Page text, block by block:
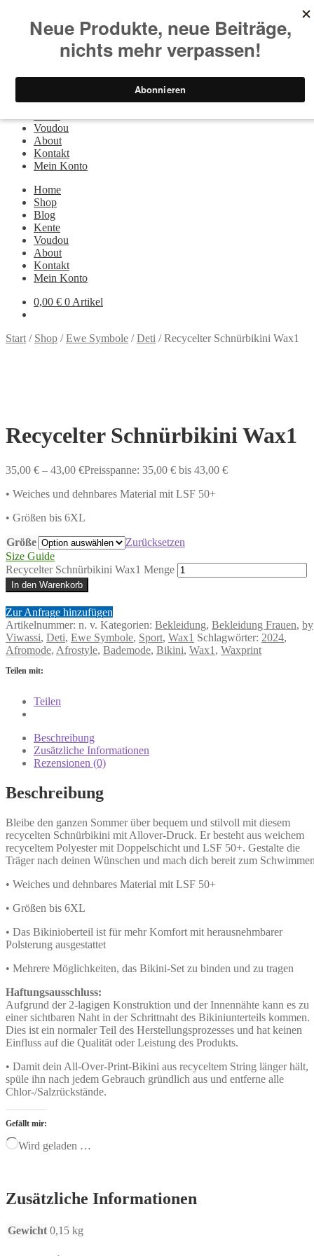
Suchen nach:
Suchen
Home
Blog
Voudou
About
Kontakt
Mein Konto
Home
Shop
Blog
Kente
Voudou
About
Kontakt
Mein Konto
0,00 € 0 Artikel
Start / Shop /Ewe Symbole /Deti /Recycelter Schnürbikini Wax1
Recycelter Schnürbikini Wax1
35,00 € – 43,00 €Preisspanne: 35,00 € bis 43,00 €
• Weiches und dehnbares Material mit LSF 50+
• Größen bis 6XL
Größe
Zurücksetzen
Size Guide
Recycelter Schnürbikini Wax1 Menge
In den Warenkorb
Zur Anfrage hinzufügen
Artikelnummer: n. v. Kategorien: Bekleidung, Bekleidung Frauen, by
Viwassi, Deti, Ewe Symbole, Sport, Wax1 Schlagwörter: 2024,
Afromode, Afrostyle, Bademode, Bikini, Wax1 , Waxprint
Teilen mit:
Teilen
Beschreibung
Zusätzliche Informationen
Rezensionen (0)
Beschreibung
Bleibe den ganzen Sommer über bequem und stilvoll mit diesem
recycelten Schnürbikini mit Allover-Druck. Er besteht aus weichem
recyceltem Polyester mit Doppelschicht und LSF 50+. Gestalte die
Träger nach deinen Wünschen und mach dich bereit zum
• Weiches und dehnbares Material mit LSF 50+
• Größen bis 6XL
• Das Bikinioberteil ist für mehr Komfort mit herausnehmbarer
Polsterung ausgestattet
• Mehrere Möglichkeiten, das Bikini-Set zu binden und zu tragen
Haftungsausschluss:
Aufgrund der 2-lagigen Konstruktion und der Innennähte kann es zu
einer sichtbaren Naht in der Schrittnaht des Bikiniunterteils kommen.
Dies ist ein normaler Teil des Herstellungsprozesses und hat keinen
Einfluss auf die Qualität oder Leistung des Produkts.
• Damit dein All-Over-Print-Bikini aus recyceltem String länger hält,
spüle ihn nach jedem Gebrauch gründlich aus und entferne alle
Chlor-/Salzrückstände.
Gefällt mir:
Wird geladen …
Zusätzliche Informationen
Gewicht 0,15 kg